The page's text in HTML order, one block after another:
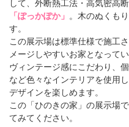
して、外断熱工法・高気密高
「ぽっかぽか」 。木のぬくも
す。
この展示場は標準仕様で施工
メージしやすいお家となって
ヴィンテージ感にこだわり、
など色々なインテリアを使用
デザインを楽しめます。
この「ひのきの家」の展示場
てみてください。